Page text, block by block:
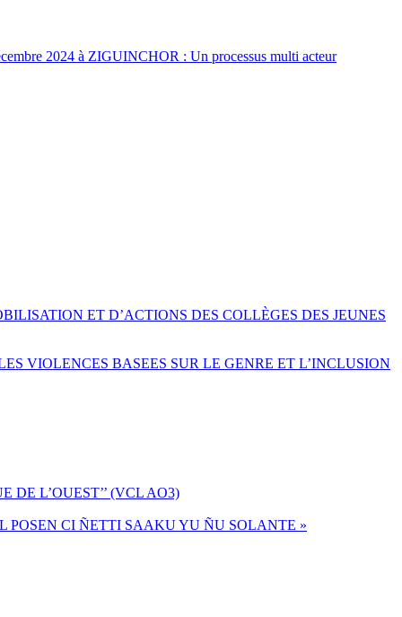
2024 à ZIGUINCHOR : Un processus multi acteur
ET D’ACTIONS DES COLLÈGES DES JEUNES
VIOLENCES BASEES SUR LE GENRE ET L’INCLUSION
DE L’OUEST’’ (VCL AO3)
POSEN CI ÑETTI SAAKU YU ÑU SOLANTE »